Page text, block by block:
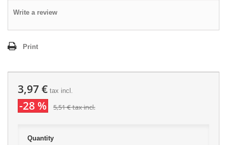
Write a review
Print
3,97 € tax incl.
-28 % 5,51 €tax incl.
Quantity